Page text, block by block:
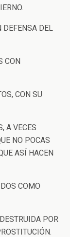
DEFENSA DEL
CON
CON SU
A VECES
NO POCAS
ASÍ HACEN
COMO
POR